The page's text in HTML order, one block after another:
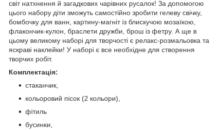
світ натхнення й загадкових чарівних русалок! За допомогою
цього набору діти зможуть самостійно зробити гелеву свічку,
бомбочку для ванн, картину-магніт із блискучою мозаїкою,
флакончик-кулон, браслети дружби, брош із фетру. А ще в
цьому великому наборі для творчості є релакс-розмальовка та
яскраві наклейки! У наборі є все необхідне для створення
творчих робіт.
Комплектація:
стаканчик,
кольоровий пісок (2 кольори),
фітиль
бусинки,